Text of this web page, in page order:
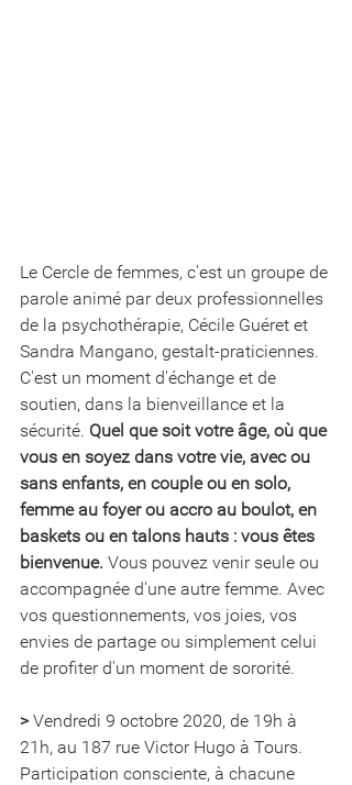
Le Cercle de femmes, c'est un groupe de
parole animé par deux professionnelles
de la psychothérapie, Cécile Guéret et
Sandra Mangano, gestalt-praticiennes.
C'est un moment d'échange et de
soutien, dans la bienveillance et la
sécurité. Quel que soit votre âge, où que
vous en soyez dans votre vie, avec ou
sans enfants, en couple ou en solo,
femme au foyer ou accro au boulot, en
baskets ou en talons hauts : vous êtes
bienvenue. Vous pouvez venir seule ou
accompagnée d'une autre femme. Avec
vos questionnements, vos joies, vos
envies de partage ou simplement celui
de profiter d'un moment de sororité.
> Vendredi 9 octobre 2020, de 19h à
21h, au 187 rue Victor Hugo à Tours.
Participation consciente, à chacune